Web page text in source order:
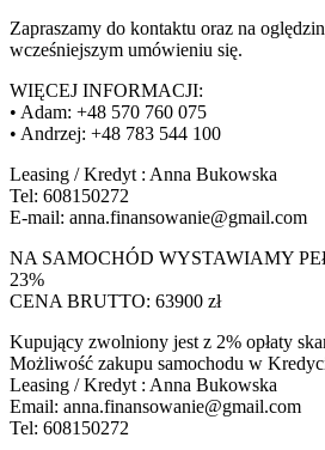
Zapraszamy do kontaktu oraz na
wcześniejszym umówieniu się.
WIĘCEJ INFORMACJI:
• Adam: +48 570 760 075
• Andrzej: +48 783 544 100
Leasing / Kredyt : Anna Bukowska
Tel: 608150272
E-mail: anna.finansowanie@gmail.com
NA SAMOCHÓD WYSTAWIAMY
23%
CENA BRUTTO: 63900 zł
Kupujący zwolniony jest z 2% opłaty
Możliwość zakupu samochodu w
Leasing / Kredyt : Anna Bukowska
Email: anna.finansowanie@gmail.com
Tel: 608150272